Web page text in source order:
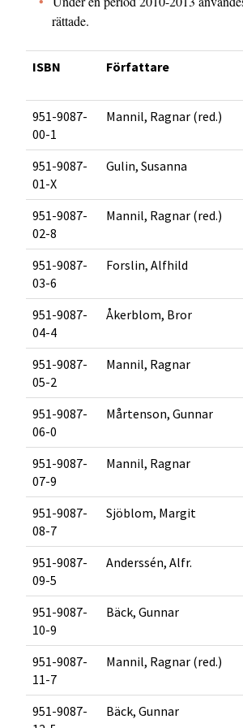
rättade.
ISBN Författare
951-9087-
00-1
Mannil, Ragnar (red.)
951-9087-
01-X
Gulin, Susanna
951-9087-
02-8
Mannil, Ragnar (red.)
951-9087-
03-6
Forslin, Alfhild
951-9087-
04-4
Åkerblom, Bror
951-9087-
05-2
Mannil, Ragnar
951-9087-
06-0
Mårtenson, Gunnar
951-9087-
07-9
Mannil, Ragnar
951-9087-
08-7
Sjöblom, Margit
951-9087-
09-5
Anderssén, Alfr.
951-9087-
10-9
Bäck, Gunnar
951-9087-
11-7
Mannil, Ragnar (red.)
951-9087-
Bäck, Gunnar